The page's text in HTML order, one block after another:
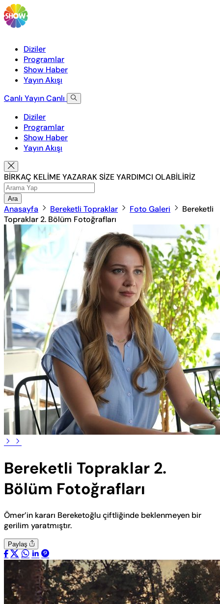
Diziler
Programlar
Show Haber
Yayın Akışı
Canlı YayınCanlı
Diziler
Programlar
Show Haber
Yayın Akışı
BİRKAÇ KELİME YAZARAK SİZE YARDIMCI OLABİLİRİZ
Ara
Anasayfa Bereketli Topraklar Foto Galeri
Bereketli
Topraklar 2. Bölüm Fotoğrafları
Bereketli Topraklar 2.
Bölüm Fotoğrafları
Ömer’in kararı Bereketoğlu çiftliğinde beklenmeyen bir
gerilim yaratmıştır.
Paylaş